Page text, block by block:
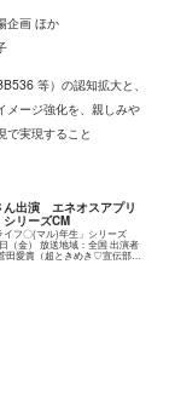
企画 ほか
等）の認知拡大と、
メージ強化を、親しみや
で実現すること
出演 エネオスアプリ
リーズCM
フ〇(マル)年生」シリーズ
（金） 放送地域：全国 出演者
田愛貴（超ときめき♡宣伝部）